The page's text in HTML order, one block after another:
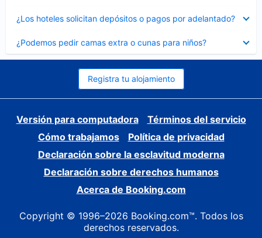
¿Los hoteles solicitan depósitos o pagos por adelantado?
cerrado
¿Podemos pedir camas extra o cunas para niños?
cerrado
Registra tu alojamiento
Versión para computadora
Términos del servicio
Cómo trabajamos
Política de privacidad
Declaración sobre la esclavitud moderna
Declaración sobre derechos humanos
Acerca de Booking.com
Copyright © 1996–2026 Booking.com™. Todos los
derechos reservados.